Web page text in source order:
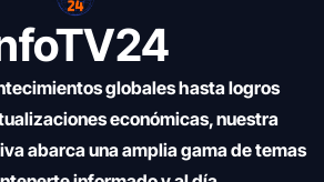
globales hasta logros
económicas, nuestra
abarca una amplia gama de temas